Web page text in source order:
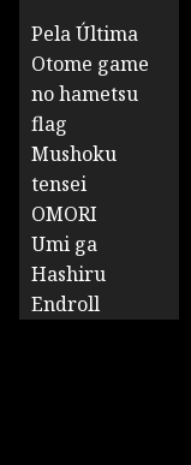
Pela Última
Otome game
no hametsu
flag
Mushoku
tensei
OMORI
Umi ga
Hashiru
Endroll